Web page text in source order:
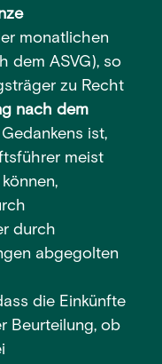
monatlichen
dem ASVG), so
zu Recht
nach dem
ist,
meist
durch
abgegolten
die Einkünfte
Beurteilung, ob